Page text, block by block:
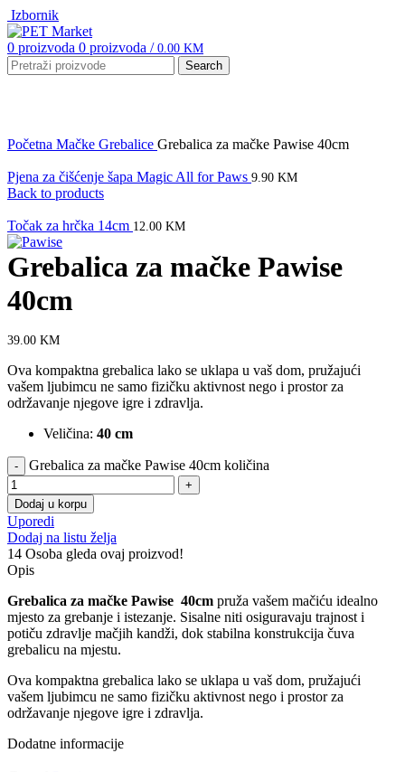
Izbornik
0 proizvoda 0 proizvoda / 0.00 KM
Search
Početna Mačke Grebalice Grebalica za mačke Pawise 40cm
Pjena za čišćenje šapa Magic All for Paws 9.90 KM
Back to products
Točak za hrčka 14cm 12.00 KM
Grebalica za mačke Pawise
40cm
39.00 KM
Ova kompaktna grebalica lako se uklapa u vaš dom, pružajući
vašem ljubimcu ne samo fizičku aktivnost nego i prostor za
održavanje njegove igre i zdravlja.
Veličina: 40 cm
Grebalica za mačke Pawise 40cm količina
Dodaj u korpu
Uporedi
Dodaj na listu želja
14 Osoba gleda ovaj proizvod!
Opis
Grebalica za mačke Pawise 40cm pruža vašem mačiću idealno
mjesto za grebanje i istezanje. Sisalne niti osiguravaju trajnost i
potiču zdravlje mačjih kandži, dok stabilna konstrukcija čuva
grebalicu na mjestu.
Ova kompaktna grebalica lako se uklapa u vaš dom, pružajući
vašem ljubimcu ne samo fizičku aktivnost nego i prostor za
održavanje njegove igre i zdravlja.
Dodatne informacije